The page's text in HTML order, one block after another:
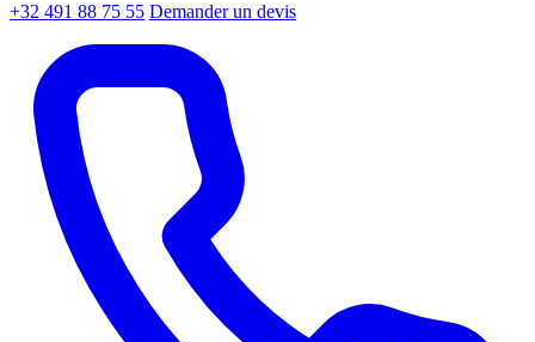
+32 491 88 75 55 Demander un devis